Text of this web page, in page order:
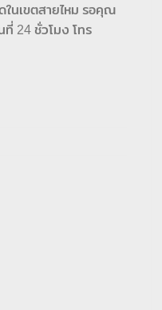
ในเขตสายไหม รอคุณ
24 ชั่วโมง โทร